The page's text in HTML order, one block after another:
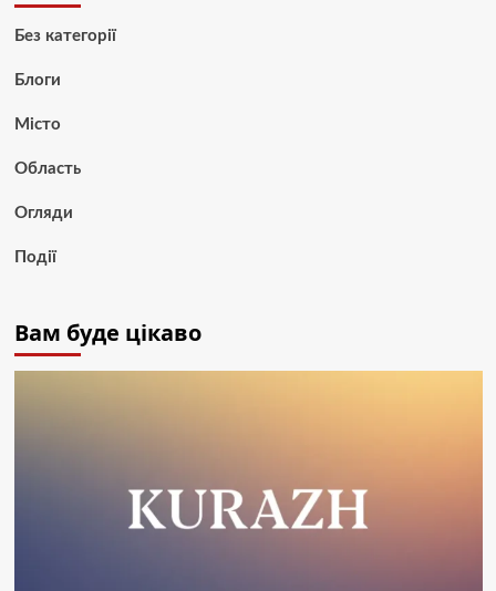
Без категорії
Блоги
Місто
Область
Огляди
Події
Вам буде цікаво